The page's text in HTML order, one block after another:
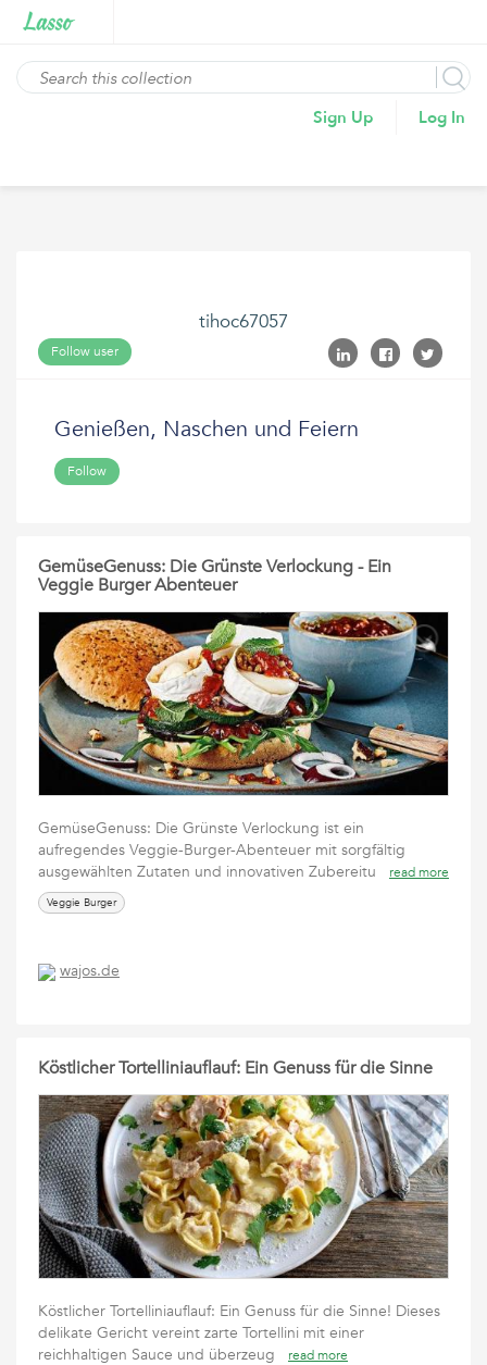
Sign Up Log In
tihoc67057
Follow user
Genießen, Naschen und Feiern
Follow
GemüseGenuss: Die Grünste Verlockung - Ein
Veggie Burger Abenteuer
GemüseGenuss: Die Grünste Verlockung ist ein
aufregendes Veggie-Burger-Abenteuer mit sorgfältig
ausgewählten Zutaten und innovativen Zubereitu
read more
Veggie Burger
wajos.de
Köstlicher Tortelliniauflauf: Ein Genuss für die Sinne
Köstlicher Tortelliniauflauf: Ein Genuss für die Sinne! Dieses
delikate Gericht vereint zarte Tortellini mit einer
reichhaltigen Sauce und überzeug
read more